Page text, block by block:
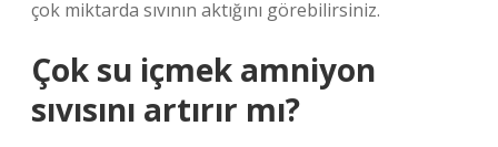
çok miktarda sıvının aktığını görebilirsiniz.
Çok su içmek amniyon
sıvısını artırır mı?